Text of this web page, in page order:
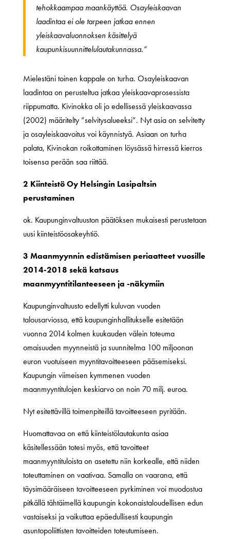
tehokkaampaa maankäyttöä. Osayleiskaavan
laadintaa ei ole tarpeen jatkaa ennen
yleiskaavaluonnoksen käsittelyä
kaupunkisuunnittelulautakunnassa.”
Mielestäni toinen kappale on turha. Osayleiskaavan
laadintaa on perusteltua jatkaa yleiskaavaprosessista
riippumatta. Kivinokka oli jo edellisessä yleiskaavassa
(2002) määritelty ”selvitysalueeksi”. Nyt asia on selvitetty
ja osayleiskaavoitus voi käynnistyä. Asiaan on turha
palata, Kivinokan roikottaminen löysässä hirressä kierros
toisensa perään saa riittää.
2 Kiinteistö Oy Helsingin Lasipaltsin
perustaminen
ok. Kaupunginvaltuuston päätöksen mukaisesti perustetaan
uusi kiinteistöosakeyhtiö.
3 Maanmyynnin edistämisen periaatteet vuosille
2014-2018 sekä katsaus
maanmyyntitilanteeseen ja -näkymiin
Kaupunginvaltuusto edellytti kuluvan vuoden
talousarviossa, että kaupunginhallitukselle esitetään
vuonna 2014 kolmen kuukauden välein toteuma
omaisuuden myynneistä ja suunnitelma 100 miljoonan
euron vuotuiseen myyntitavoitteeseen pääsemiseksi.
Kaupungin viimeisen kymmenen vuoden
maanmyyntitulojen keskiarvo on noin 70 milj. euroa.
Nyt esitettävillä toimenpiteillä tavoitteeseen pyritään.
Huomattavaa on että kiinteistölautakunta asiaa
käsitellessään totesi myös, että tavoitteet
maanmyyntituloista on asetettu niin korkealle, että niiden
toteuttaminen on vaativaa. Samalla on vaarana, että
täysimääräiseen tavoitteeseen pyrkiminen voi muodostua
pitkällä tähtäimellä kaupungin kokonaistaloudellisen edun
vastaiseksi ja vaikuttaa epäedullisesti kaupungin
asuntopoliittisten tavoitteiden toteutumiseen.